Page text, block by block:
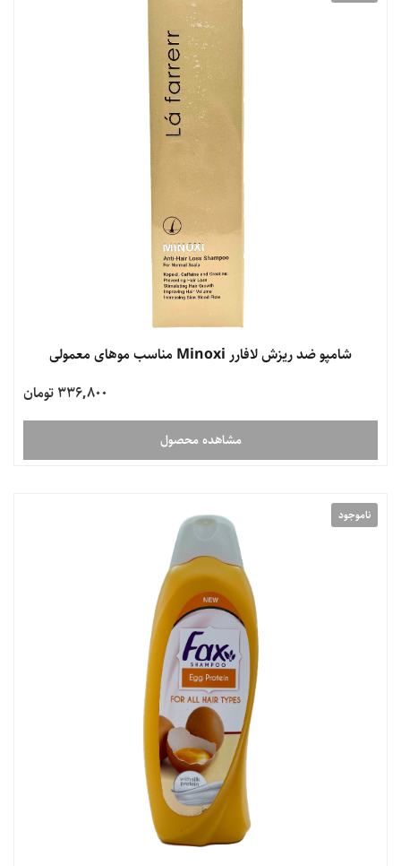
شامپو ضد ریزش لافارر Minoxi مناسب موهای معمولی
336,800 تومان
مشاهده محصول
ناموجود